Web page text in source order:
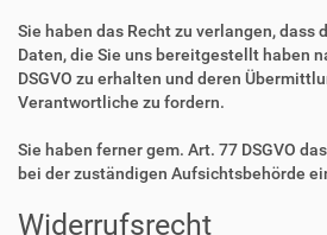
Sie haben das Recht zu verlangen, dass
Daten, die Sie uns bereitgestellt haben
DSGVO zu erhalten und deren
Verantwortliche zu fordern.
Sie haben ferner gem. Art. 77 DSGVO
bei der zuständigen Aufsichtsbehörde
Widerrufsrecht